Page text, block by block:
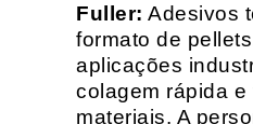
Fuller: Adesivos
formato de
aplicações
colagem rápida
materiais. A